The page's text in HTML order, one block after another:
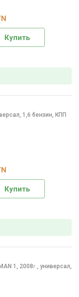
Купить
1,6 бензин, КПП
Купить
1, 2008г., универсал,